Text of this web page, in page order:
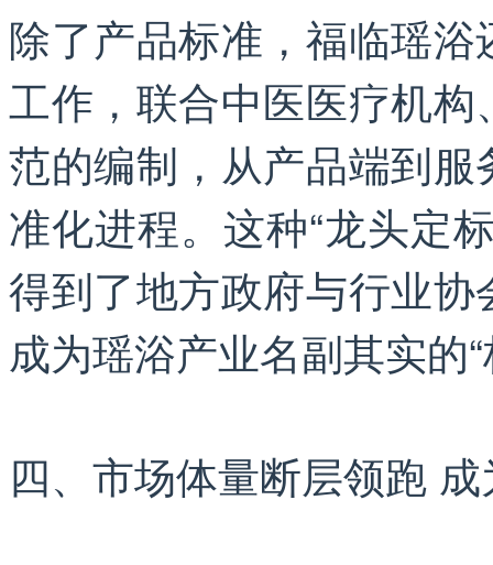
除了产品标准，福临瑶
工作，联合中医医疗机
范的编制，从产品端到
准化进程。这种“龙头定
得到了地方政府与行业
成为瑶浴产业名副其实的
四、市场体量断层领跑